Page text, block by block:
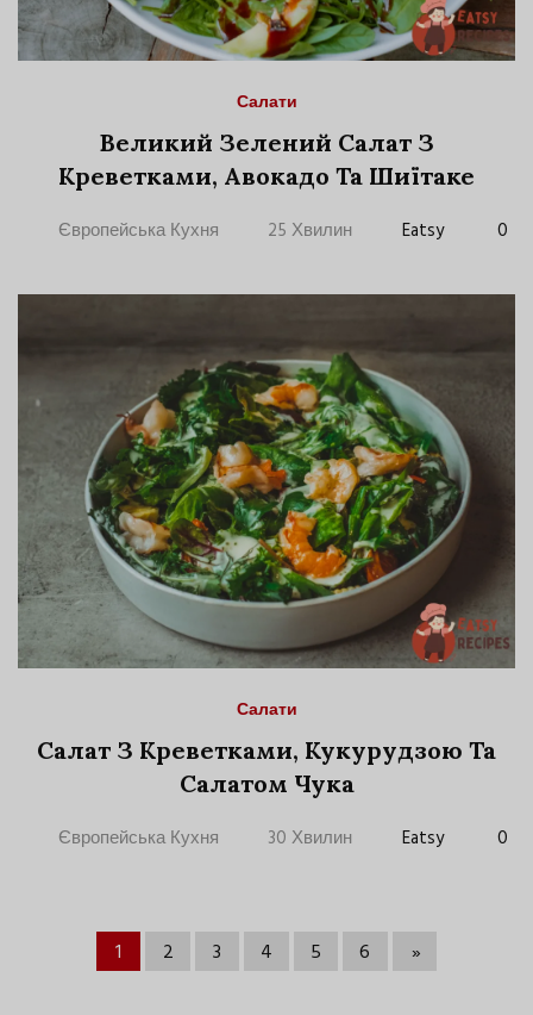
Салати
Великий Зелений Салат З
Креветками, Авокадо Та Шиїтаке
Європейська Кухня 25 Хвилин Eatsy 0
Салати
Салат З Креветками, Кукурудзою Та
Салатом Чука
Європейська Кухня 30 Хвилин Eatsy 0
1 2 3 4 5 6 »